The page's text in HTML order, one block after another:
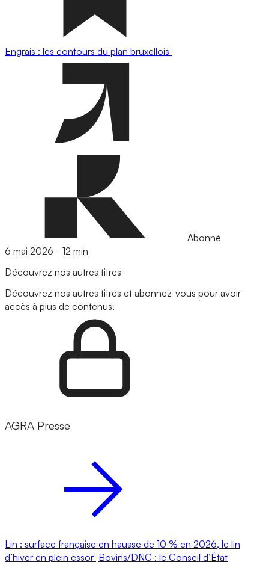
Engrais : les contours du plan bruxellois
Abonné
6 mai 2026 - 12 min
Découvrez nos autres titres
Découvrez nos autres titres et abonnez-vous pour avoir
accès à plus de contenus.
AGRA Presse
Lin : surface française en hausse de 10 % en 2026, le lin
d’hiver en plein essor Bovins/DNC : le Conseil d’État